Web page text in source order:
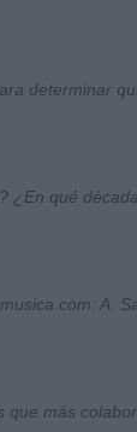
determinar
qué
A.
que más